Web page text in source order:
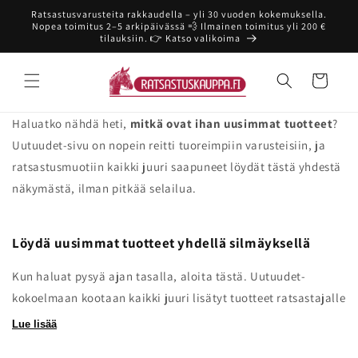
siirry
sisältöön
Ratsastusvarusteita rakkaudella – yli 30 vuoden kokemuksella.
Nopea toimitus 2–5 arkipäivässä 💨 Ilmainen toimitus yli 200 €
tilauksiin. 👉 Katso valikoima
Ostoskori
Haluatko nähdä heti, mitkä ovat ihan uusimmat tuotteet?
Uutuudet-sivu on nopein reitti tuoreimpiin varusteisiin, ja
ratsastusmuotiin kaikki juuri saapuneet löydät tästä yhdestä
näkymästä, ilman pitkää selailua.
Löydä uusimmat tuotteet yhdellä silmäyksellä
Kun haluat pysyä ajan tasalla, aloita tästä. Uutuudet-
kokoelmaan kootaan kaikki juuri lisätyt tuotteet ratsastajalle
ja hevoselle, jotta löydät uudet värit, mallit ja kauden
Lue lisää